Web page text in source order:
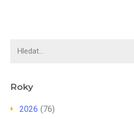
Roky
2026 (76)